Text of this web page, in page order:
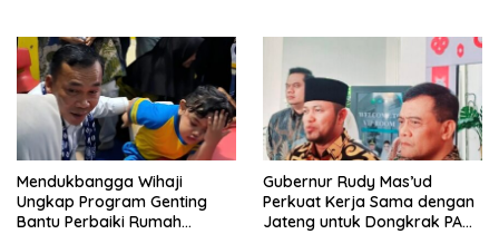
Mendukbangga Wihaji
Ungkap Program Genting
Bantu Perbaiki Rumah
Gubernur Rudy Mas’ud
Perkuat Kerja Sama dengan
Jateng untuk Dongkrak PAD